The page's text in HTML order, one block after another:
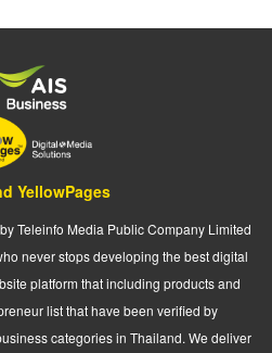
YellowPages
Teleinfo Media Public Company Limited
never stops developing the best digital
platform that including products and
list that have been verified by
categories in Thailand. We deliver